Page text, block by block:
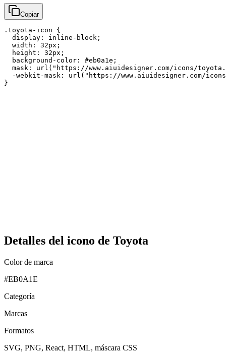
Copiar
.toyota-icon {
  display: inline-block;
  width: 32px;
  height: 32px;
  background-color: #eb0a1e;
mask: url("https://www.aiuidesigner.com/icons/
-webkit-mask: url("https://www.aiuidesigner.com/
}
Detalles del icono de Toyota
Color de marca
#EB0A1E
Categoría
Marcas
Formatos
SVG, PNG, React, HTML, máscara CSS